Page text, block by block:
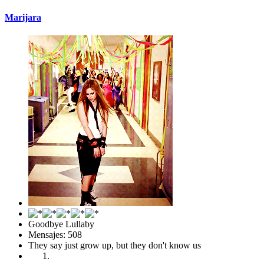
Marijara
Goodbye Lullaby
Mensajes: 508
They say just grow up, but they don't know us